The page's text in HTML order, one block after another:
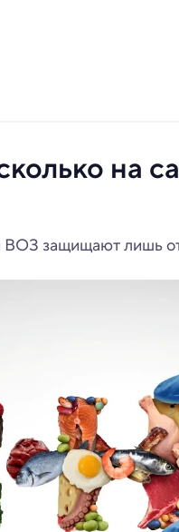
на
ВОЗ защищают лишь